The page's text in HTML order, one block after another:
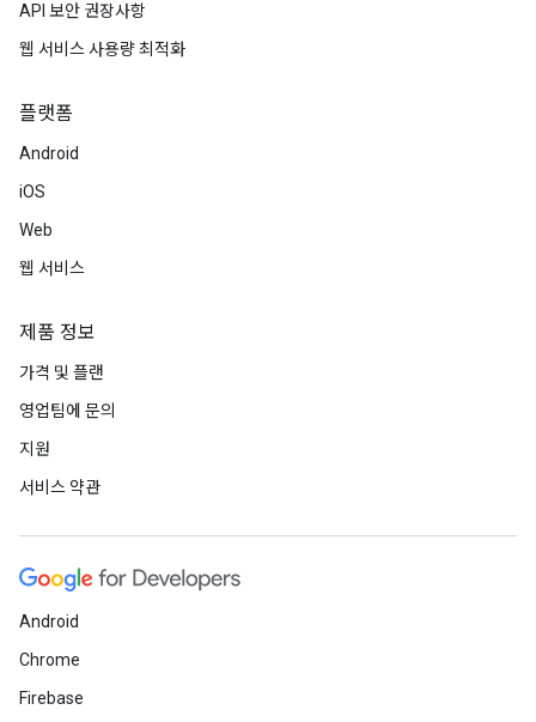
API 보안 권장사항
웹 서비스 사용량 최적화
플랫폼
Android
iOS
Web
웹 서비스
제품 정보
가격 및 플랜
영업팀에 문의
지원
서비스 약관
Android
Chrome
Firebase